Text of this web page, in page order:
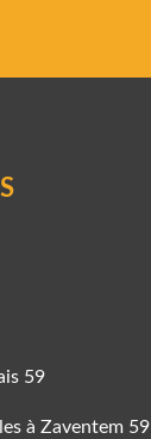
59
à Zaventem 59